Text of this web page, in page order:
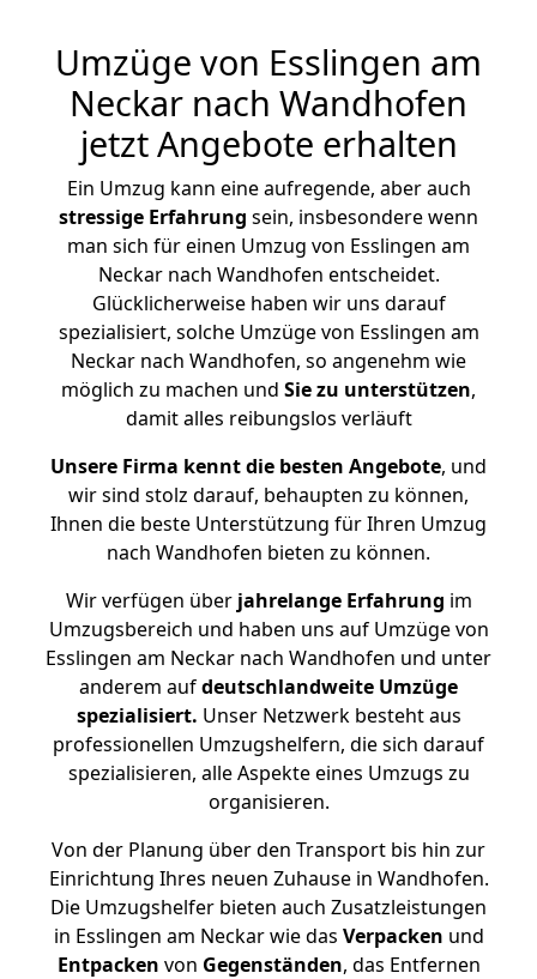
Umzüge von Esslingen am
Neckar nach Wandhofen
jetzt Angebote erhalten
Ein Umzug kann eine aufregende, aber auch
stressige Erfahrung sein, insbesondere wenn
man sich für einen Umzug von Esslingen am
Neckar nach Wandhofen entscheidet.
Glücklicherweise haben wir uns darauf
spezialisiert, solche Umzüge von Esslingen am
Neckar nach Wandhofen, so angenehm wie
möglich zu machen und Sie zu unterstützen,
damit alles reibungslos verläuft
Unsere Firma kennt die besten Angebote, und
wir sind stolz darauf, behaupten zu können,
Ihnen die beste Unterstützung für Ihren Umzug
nach Wandhofen bieten zu können.
Wir verfügen überjahrelange Erfahrung im
Umzugsbereich und haben uns auf Umzüge von
Esslingen am Neckar nach Wandhofen und unter
anderem aufdeutschlandweite Umzüge
spezialisiert. Unser Netzwerk besteht aus
professionellen Umzugshelfern, die sich darauf
spezialisieren, alle Aspekte eines Umzugs zu
organisieren.
Von der Planung über den Transport bis hin zur
Einrichtung Ihres neuen Zuhause in Wandhofen.
Die Umzugshelfer bieten auch Zusatzleistungen
in Esslingen am Neckar wie das Verpacken und
Entpacken von Gegenständen, das Entfernen